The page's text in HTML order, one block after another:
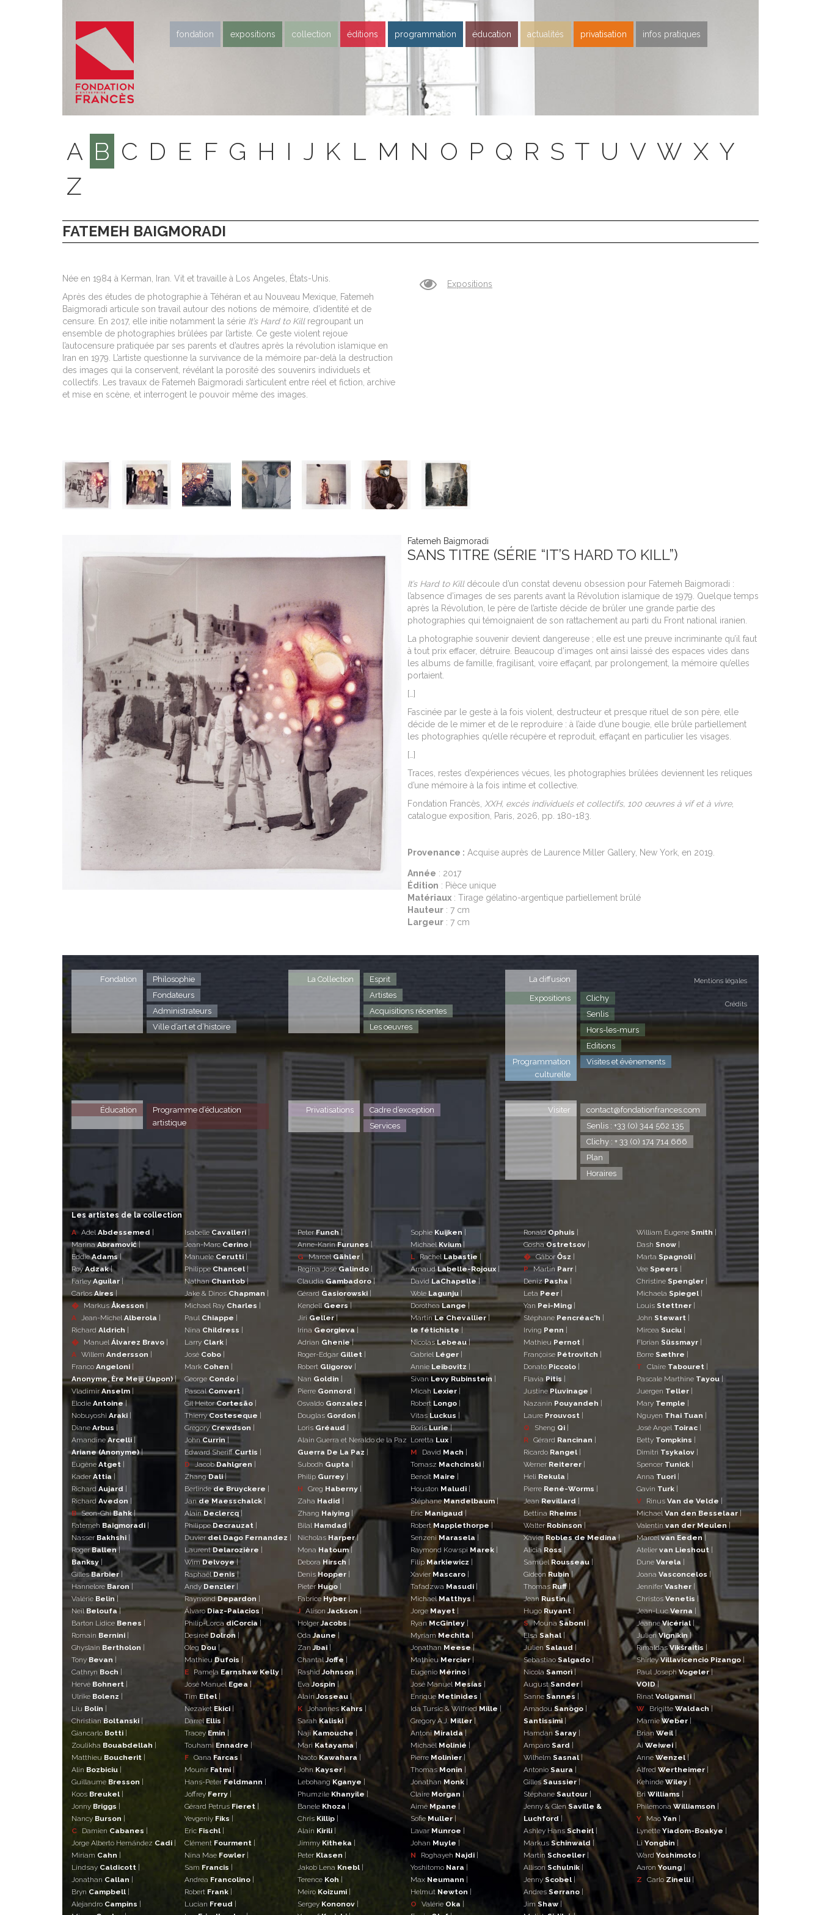
fondation expositions collection éditions programmation éducation actualités privatisation infos pratiques
A B C D E F G H I J K L M N O P Q R S T U V W X Y
Z
FATEMEH BAIGMORADI
Née en 1984 à Kerman, Iran. Vit et travaille à Los Angeles, États-Unis.
Après des études de photographie à Téhéran et au Nouveau Mexique, Fatemeh
Baigmoradi articule son travail autour des notions de mémoire, d’identité et de
censure. En 2017, elle initie notamment la série It’s Hard to Killregroupant un
ensemble de photographies brûlées par l’artiste. Ce geste violent rejoue
l’autocensure pratiquée par ses parents et d’autres après la révolution islamique en
Iran en 1979. L’artiste questionne la survivance de la mémoire par-delà la destruction
des images qui la conservent, révélant la porosité des souvenirs individuels et
collectifs. Les travaux de Fatemeh Baigmoradi s’articulent entre réel et fiction, archive
et mise en scène, et interrogent le pouvoir même des images.
Expositions
Fatemeh Baigmoradi
SANS TITRE (SÉRIE “IT’S HARD TO KILL”)
It’s Hard to Killdécoule d’un constat devenu obsession pour Fatemeh Baigmoradi :
l’absence d’images de ses parents avant la Révolution islamique de 1979. Quelque temps
après la Révolution, le père de l’artiste décide de brûler une grande partie des
photographies qui témoignaient de son rattachement au parti du Front national iranien.
La photographie souvenir devient dangereuse ; elle est une preuve incriminante qu’il faut
à tout prix effacer, détruire. Beaucoup d’images ont ainsi laissé des espaces vides dans
les albums de famille, fragilisant, voire effaçant, par prolongement, la mémoire qu’elles
portaient.
[…]
Fascinée par le geste à la fois violent, destructeur et presque rituel de son père, elle
décide de le mimer et de le reproduire : à l’aide d’une bougie, elle brûle partiellement
les photographies qu’elle récupère et reproduit, effaçant en particulier les visages.
[…]
Traces, restes d’expériences vécues, les photographies brûlées deviennent les reliques
d’une mémoire à la fois intime et collective.
Fondation Francès, XXH, excès individuels et collectifs, 100 œuvres à vif et à vivre,
catalogue exposition, Paris, 2026, pp. 180-183.
Provenance : Acquise auprès de Laurence Miller Gallery, New York, en 2019.
Année : 2017
Édition : Pièce unique
Matériaux : Tirage gélatino-argentique partiellement brûlé
Hauteur : 7 cm
Largeur : 7 cm
Mentions légales
Crédits
Fondation
Philosophie
Fondateurs
Administrateurs
Ville d’art et d’histoire
La Collection
Esprit
Artistes
Acquisitions récentes
Les oeuvres
La diffusion
Expositions
Clichy
Senlis
Hors-les-murs
Editions
Programmation
culturelle
Visites et évènements
Éducation
Programme d’éducation
artistique
Privatisations
Cadre d’exception
Services
Visiter
contact@fondationfrances.com
Senlis : +33 (0) 344 562 135
Clichy : + 33 (0) 174 714 666
Plan
Horaires
Les artistes de la collection
A Adel Abdessemed |
MarinaAbramović|
EddieAdams |
RoyAdzak|
FarleyAguilar |
Carlos Aires |
�
Markus Åkesson |
A
Jean-Michel Alberola |
Richard Aldrich |
�
Manuel Álvarez Bravo |
A Willem Andersson |
Franco Angeloni |
Anonyme, Ère Meiji (Japon)|
Vladimir Anselm |
Elodie Antoine|
Nobuyoshi Araki |
Diane Arbus |
Amandine Arcelli |
Ariane (Anonyme)|
Eugène Atget |
Kader Attia |
Richard Aujard |
Richard Avedon |
B Seon-GhiBahk|
Fatemeh Baigmoradi |
Nasser Bakhshi |
RogerBallen|
Banksy |
GillesBarbier |
Hannelore Baron |
Valérie Belin|
Neïl Beloufa|
Barton Lidice Benes |
Romain Bernini |
Ghyslain Bertholon |
Tony Bevan |
Cathryn Boch |
Hervé Bohnert |
Ulrike Bolenz |
Liu Bolin |
Christian Boltanski |
Giancarlo Botti |
Zoulikha Bouabdellah |
Matthieu Boucherit |
Alin Bozbiciu |
Guillaume Bresson |
Koos Breukel |
Jonny Briggs |
Nancy Burson |
C
Damien Cabanes |
Jorge Alberto Hernández Cadi |
Miriam Cahn |
Lindsay Caldicott |
Jonathan Callan |
Bryn Campbell |
Alejandro Campins |
Isabelle Cavalleri |
Jean-Marc Cerino |
Manuele Cerutti |
Philippe Chancel |
NathanChantob|
Jake & Dinos Chapman |
Michael Ray Charles |
Paul Chiappe |
Nina Childress |
Larry Clark |
José Cobo |
Mark Cohen |
George Condo |
PascalConvert |
Gil HeitorCortesão |
ThierryCosteseque |
GregoryCrewdson |
JohnCurrin|
Edward SheriffCurtis |
D JacobDahlgren |
ZhangDali|
Berlindede Bruyckere |
Jande Maesschalck |
AlainDeclercq|
PhilippeDecrauzat |
Duvierdel Dago Fernandez |
LaurentDelarozière |
WimDelvoye|
RaphaëlDenis|
Andy Denzler |
RaymondDepardon |
Álvaro Diaz-Palacios |
Philip-LorcadiCorcia |
Desiree Dolron |
Oleg Dou |
MathieuDufois |
E
Pamela Earnshaw Kelly |
José Manuel Egea |
Tim Eitel |
Nezaket Ekici |
Darrel Ellis |
Tracey Emin |
Touhami Ennadre |
F Oana Farcas |
Mounir Fatmi |
Hans-Peter Feldmann |
Joffrey Ferry |
Gérard Petrus Fieret |
Yevgeniy Fiks |
Eric Fischl |
Clément Fourment |
Nina Mae Fowler |
Sam Francis |
Andrea Francolino |
Robert Frank |
Lucian Freud |
PeterFunch|
Anne-KarinFurunes |
G MarcelGähler |
Regina JoséGalindo |
Claudia Gambadoro|
Gérard Gasiorowski |
KendellGeers |
Jiri Geller|
Irina Georgieva|
Adrian Ghenie|
Roger-Edgar Gillet |
Robert Gligorov |
Nan Goldin |
Pierre Gonnord |
Osvaldo Gonzalez |
Douglas Gordon |
Loris Gréaud |
Alain Guerra et Neraldo de la Paz
Guerra De La Paz |
Subodh Gupta |
Philip Gurrey |
H
Greg Haberny |
Zaha Hadid |
Zhang Haiying |
Bilal Hamdad|
Nicholas Harper|
Mona Hatoum|
Debora Hirsch |
Denis Hopper |
Pieter Hugo |
Fabrice Hyber|
J Alison Jackson|
Holger Jacobs|
OdaJaune |
Zan Jbai|
Chantal Joffe |
RashidJohnson|
EvaJospin |
AlainJosseau |
K
Johannes Kahrs |
Sarah Kaliski |
Naji Kamouche |
Mari Katayama |
Naoto Kawahara |
John Kayser |
Lebohang Kganye |
Phumzile Khanyile |
Banele Khoza |
Chris Killip |
Alain Kirili |
Jimmy Kitheka |
Peter Klasen |
Jakob Lena Knebl |
Terence Koh |
Meiro Koizumi |
Sergey Kononov |
Sophie Kuijken |
Michael Kvium|
L Rachel Labastie |
ArnaudLabelle-Rojoux |
DavidLaChapelle|
Wole Lagunju |
DorotheaLange|
MartinLe Chevallier|
le fétichiste |
NicolasLebeau|
Gabriel Léger |
Annie Leibovitz |
Sivan Levy Rubinstein |
Micah Lexier |
Robert Longo |
Vitas Luckus |
BorisLurie|
Loretta Lux |
M
David Mach |
Tomasz Machcinski |
Benoît Maire |
Houston Maludi |
StéphaneMandelbaum|
Eric Manigaud |
RobertMapplethorpe |
Senzeni Marasela |
Raymond Kowspi Marek |
Filip Markiewicz |
Xavier Mascaro |
Tafadzwa Masudi |
MichaelMatthys|
Jorge Mayet |
Ryan McGinley |
Myriam Mechita |
JonathanMeese|
Mathieu Mercier |
Eugenio Mérino |
José Manuel Mesías |
Enrique Metinides |
Ida Tursic & WilfriedMille |
Gregory A.J. Miller|
AntoniMiralda |
Michaël Molinié |
Pierre Molinier |
Thomas Monin |
Jonathan Monk|
Claire Morgan |
Aimé Mpane |
Sofie Muller |
Lavar Munroe |
Johan Muyle |
N
Roghayeh Najdi |
Yoshitomo Nara |
Max Neumann |
Helmut Newton |
O
Valérie Oka |
RonaldOphuis |
GoshaOstretsov |
� Gábor Ősz |
P Martin Parr |
DenizPasha |
Leta Peer |
Yan Pei-Ming |
Stéphane Pencréac'h |
Irving Penn |
Mathieu Pernot |
Françoise Pétrovitch |
Donato Piccolo |
Flavia Pitis |
Justine Pluvinage |
Nazanin Pouyandeh |
Laure Prouvost |
Q
Sheng Qi |
R Gérard Rancinan |
Ricardo Rangel |
Werner Reiterer |
Heli Rekula |
Pierre René-Worms |
Jean Revillard |
Bettina Rheims |
Walter Robinson|
Xavier Robles de Medina |
Alicia Ross |
Samuel Rousseau |
Gideon Rubin|
ThomasRuff|
Jean Rustin|
Hugo Ruyant |
S Mouna Saboni |
Elsa Sahal |
JulienSalaud |
Sebastiao Salgado |
Nicola Samorì |
AugustSander |
Sanne Sannes |
Amadou Sanogo |
Santissimi |
Hamdan Saray |
Amparo Sard |
Wilhelm Sasnal |
Antonio Saura |
Gilles Saussier|
Stéphane Sautour |
Jenny & Glen Saville &
Luchford |
Ashley Hans Scheirl |
Markus Schinwald |
Martin Schoeller |
Allison Schulnik |
Jenny Scobel |
Andres Serrano |
JimShaw |
William Eugene Smith |
Dash Snow |
Marta Spagnoli |
Vee Speers |
Christine Spengler |
Michaela Spiegel |
Louis Stettner |
John Stewart |
Mircea Suciu |
Florian Süssmayr |
Borre Sæthre |
T
Claire Tabouret |
Pascale Marthine Tayou |
Juergen Teller |
Mary Temple |
Nguyen Thai Tuan |
José Angel Toirac |
Betty Tompkins |
Dimitri Tsykalov |
Spencer Tunick |
Anna Tuori |
Gavin Turk |
V
Rinus Van de Velde |
Michael Van den Besselaar|
Valentin van der Meulen|
Marcelvan Eeden|
Atelier van Lieshout |
Dune Varela |
Joana Vasconcelos |
Jennifer Vasher |
Christos Venetis |
Jean-Luc Verna |
JeanneVicérial |
JulienVignikin |
RimaldasVikšraitis |
ShirleyVillavicencio Pizango |
Paul Joseph Vogeler |
VOID|
Rinat Voligamsi |
W
Brigitte Waldach|
Marnie Weber |
Brian Weil |
Ai Weiwei |
Anne Wenzel|
Alfred Wertheimer |
Kehinde Wiley |
Bri Williams |
Philemona Williamson |
Y
Mao Yan |
Lynette Yiadom-Boakye |
Li Yongbin |
Ward Yoshimoto |
Aaron Young |
Z
Carlo Zinelli |